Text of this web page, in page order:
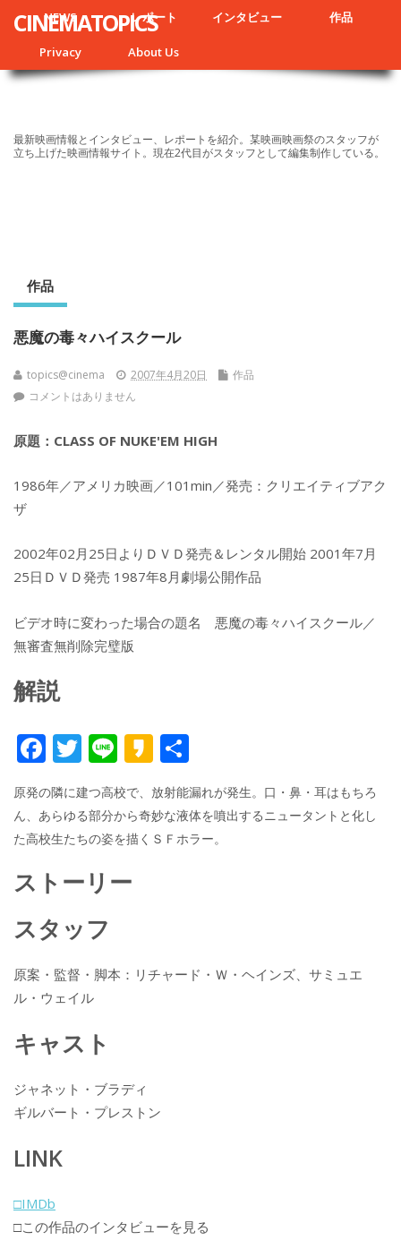
NEWS レポート インタビュー 作品
Privacy About Us
CINEMATOPICS
最新映画情報とインタビュー、レポートを紹介。某映画映画祭のスタッフが
立ち上げた映画情報サイト。現在2代目がスタッフとして編集制作している。
作品
悪魔の毒々ハイスクール
topics@cinema 2007年4月20日
作品
コメントはありません
原題：CLASS OF NUKE'EM HIGH
1986年／アメリカ映画／101min／発売：クリエイティブアク
ザ
2002年02月25日よりＤＶＤ発売＆レンタル開始 2001年7月
25日ＤＶＤ発売 1987年8月劇場公開作品
ビデオ時に変わった場合の題名 悪魔の毒々ハイスクール／
無審査無削除完璧版
解説
F
ac
e
b
o
o
k
T
w
itt
er
Li
n
e
K
a
k
a
有
原発の隣に建つ高校で、放射能漏れが発生。口・鼻・耳はもちろ
ん、あらゆる部分から奇妙な液体を噴出するニュータントと化し
た高校生たちの姿を描くＳＦホラー。
ストーリー
スタッフ
原案・監督・脚本：リチャード・Ｗ・ヘインズ、サミュエ
ル・ウェイル
キャスト
ジャネット・ブラディ
ギルバート・プレストン
LINK
□IMDb
□この作品のインタビューを見る